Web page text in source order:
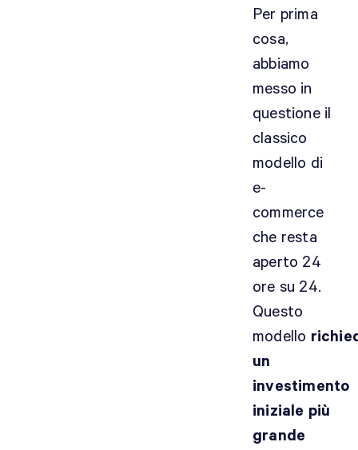
Per prima
cosa,
abbiamo
messo in
questione il
classico
modello di
e-
commerce
che resta
aperto 24
ore su 24.
Questo
modello
un
investimento
iniziale più
grande